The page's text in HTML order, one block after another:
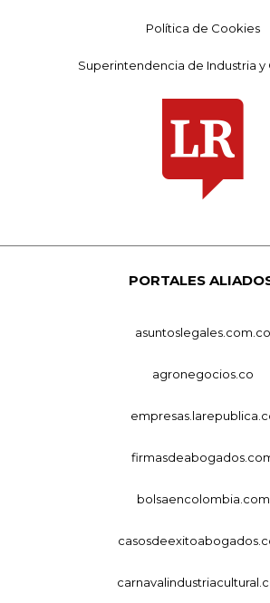
Política de Cookies
Superintendencia de Industria y
PORTALES
asuntoslegales.com.co
agronegocios.co
bolsaencolombia.com